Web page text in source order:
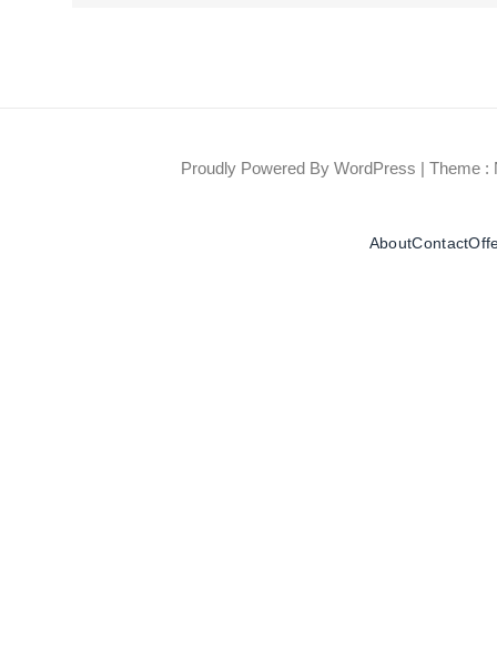
Proudly Powered By WordPress | Theme :
AboutContact